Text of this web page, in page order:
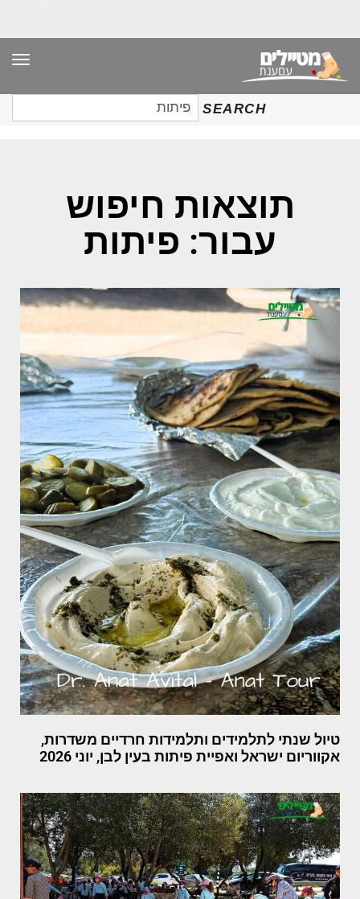
SEARCH
חיפוש
עבור:
תוצאות חיפוש
עבור: פיתות
טיול שנתי לתלמידים ותלמידות חרדיים משדרות,
אקווריום ישראל ואפיית פיתות בעין לבן, יוני 2026